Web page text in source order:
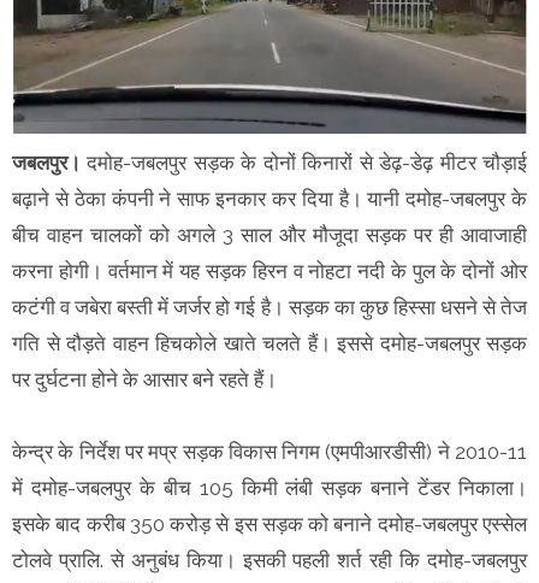
जबलपुर।दमोह-जबलपुर सड़क के दोनों किनारों से डेढ़-डेढ़ मीटर चौड़ाई
बढ़ाने से ठेका कंपनी ने साफ इनकार कर दिया है। यानी दमोह-जबलपुर के
बीच वाहन चालकों को अगले 3 साल और मौजूदा सड़क पर ही आवाजाही
करना होगी। वर्तमान में यह सड़क हिरन व नोहटा नदी के पुल के दोनों ओर
कटंगी व जबेरा बस्ती में जर्जर हो गई है। सड़क का कुछ हिस्सा धसने से तेज
गति से दौड़ते वाहन हिचकोले खाते चलते हैं। इससे दमोह-जबलपुर सड़क
पर दुर्घटना होने के आसार बने रहते हैं।
केन्द्र के निर्देश पर मप्र सड़क विकास निगम (एमपीआरडीसी) ने 2010-11
में दमोह-जबलपुर के बीच 105 किमी लंबी सड़क बनाने टेंडर निकाला।
इसके बाद करीब 350 करोड़ से इस सड़क को बनाने दमोह-जबलपुर एस्सेल
टोलवे प्रालि. से अनुबंध किया। इसकी पहली शर्त रही कि दमोह-जबलपुर